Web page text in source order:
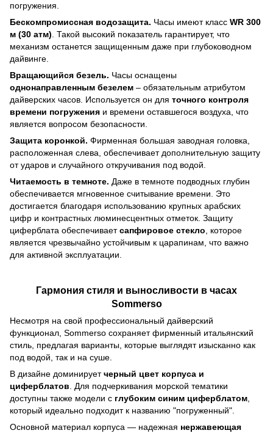
погружения.
Бескомпромиссная водозащита. Часы имеют класс WR 300
м (30 атм) . Такой высокий показатель гарантирует, что
механизм останется защищенным даже при глубоководном
дайвинге.
Вращающийся безель. Часы оснащены
однонаправленным безелем – обязательным атрибутом
дайверских часов. Используется он для точного контроля
времени погружения и времени оставшегося воздуха, что
является вопросом безопасности.
Защита коронкой. Фирменная большая заводная головка,
расположенная слева, обеспечивает дополнительную защиту
от ударов и случайного откручивания под водой.
Читаемость в темноте. Даже в темноте подводных глубин
обеспечивается мгновенное считывание времени. Это
достигается благодаря использованию крупных арабских
цифр и контрастных люминесцентных отметок. Защиту
циферблата обеспечиваетсапфировое стекло , которое
является чрезвычайно устойчивым к царапинам, что важно
для активной эксплуатации.
Гармония стиля и выносливости в часах
Sommerso
Несмотря на свой профессиональный дайверский
функционал, Sommerso сохраняет фирменный итальянский
стиль, предлагая варианты, которые выглядят изысканно как
под водой, так и на суше.
В дизайне доминируетчерный цвет корпуса и
циферблатов . Для подчеркивания морской тематики
доступны также модели с глубоким синим циферблатом
который идеально подходит к названию "погруженный".
Основной материал корпуса — надежная нержавеющая